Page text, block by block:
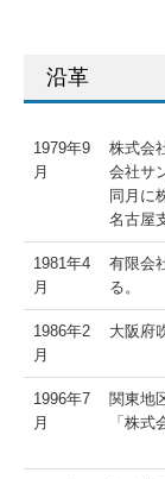
沿革
1979年9
月
株式会
会社サ
同月に
名古屋
1981年4
月
有限会
る。
1986年2
月
大阪府
1996年7
月
関東地
「株式